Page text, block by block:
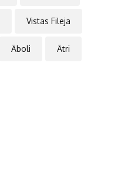
Vistas Fileja
Āboli Ātri